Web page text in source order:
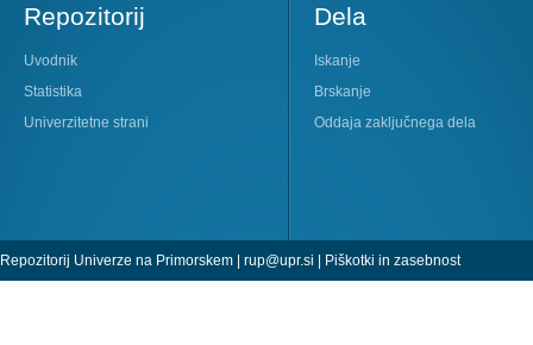
Repozitorij
Uvodnik
Statistika
Univerzitetne strani
Dela
Iskanje
Brskanje
Oddaja zaključnega dela
Repozitorij Univerze na Primorskem | rup@upr.si | Piškotki in zasebnost